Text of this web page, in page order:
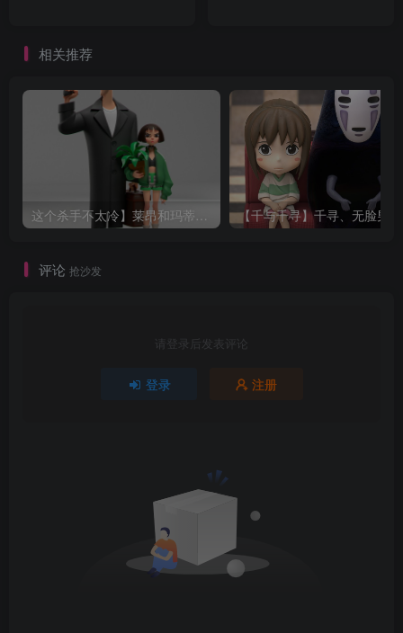
相关推荐
这个杀手不太冷】莱昂和玛蒂尔达
评论 抢沙发
请登录后发表评论
登录 注册